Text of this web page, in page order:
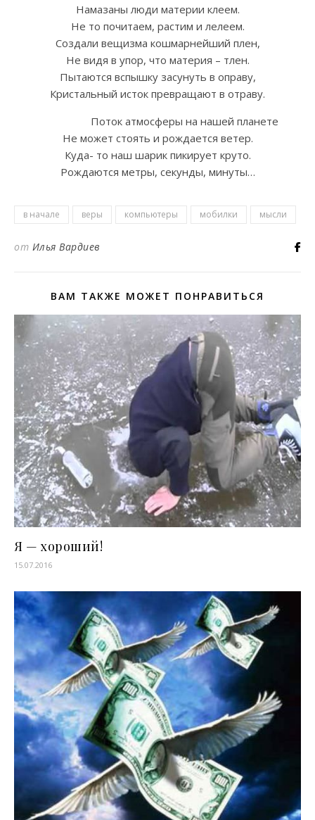
Намазаны люди материи клеем.
Не то почитаем, растим и лелеем.
Создали вещизма кошмарнейший плен,
Не видя в упор, что материя – тлен.
Пытаются вспышку засунуть в оправу,
Кристальный исток превращают в отраву.
Поток атмосферы на нашей планете
Не может стоять и рождается ветер.
Куда- то наш шарик пикирует круто.
Рождаются метры, секунды, минуты…
в начале веры компьютеры мобилки мысли
от Илья Вардиев
ВАМ ТАКЖЕ МОЖЕТ ПОНРАВИТЬСЯ
Я — хороший!
15.07.2016